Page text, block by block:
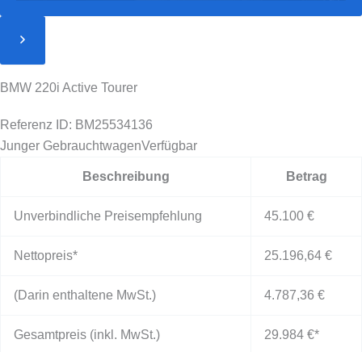
BMW 220i Active Tourer
Referenz ID: BM25534136
Junger GebrauchtwagenVerfügbar
Beschreibung Betrag
Unverbindliche Preisempfehlung 45.100 €
Nettopreis* 25.196,64 €
(Darin enthaltene MwSt.) 4.787,36 €
Gesamtpreis (inkl. MwSt.) 29.984 €*